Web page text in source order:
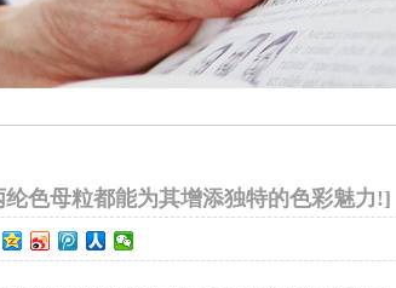
纶色母粒都能为其增添独特的色彩魅力!]